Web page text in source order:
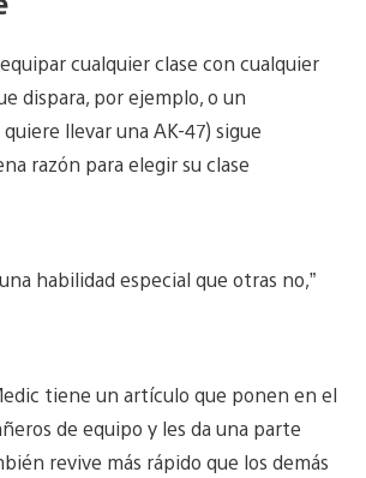
cualquier clase con cualquier
dispara, por ejemplo, o un
llevar una AK-47) sigue
razón para elegir su clase
habilidad especial que otras no,”
tiene un artículo que ponen en el
de equipo y les da una parte
revive más rápido que los demás